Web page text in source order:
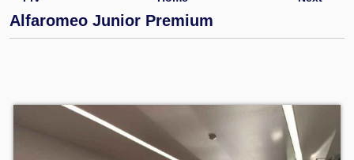
Alfaromeo Junior Premium